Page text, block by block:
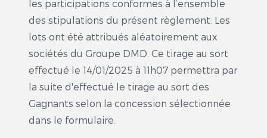
les participations conformes à l’ensemble
des stipulations du présent règlement. Les
lots ont été attribués aléatoirement aux
sociétés du Groupe DMD. Ce tirage au sort
effectué le 14/01/2025 à 11h07 permettra par
la suite d'effectué le tirage au sort des
Gagnants selon la concession sélectionnée
dans le formulaire.